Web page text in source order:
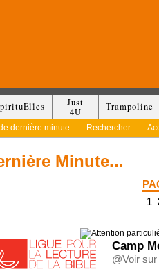
Just
4U
Trampoline
dernière minute Rechercher
Minute...
1
Camp
@Voir